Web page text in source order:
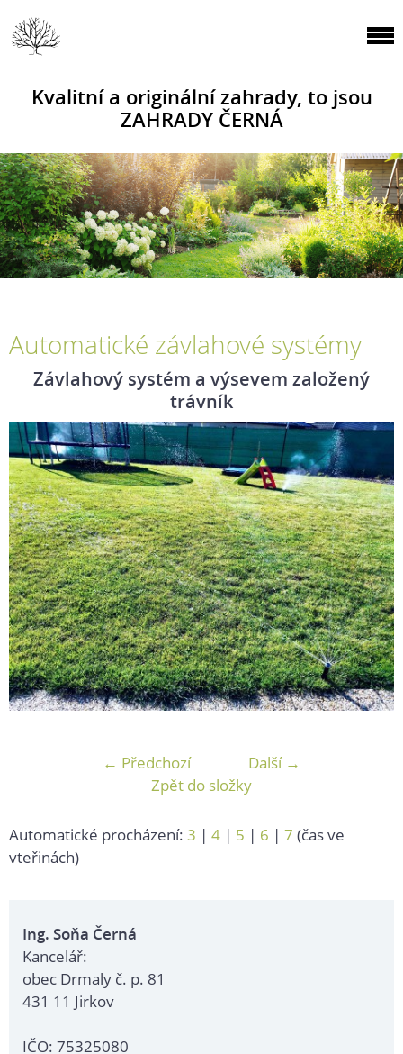
Kvalitní a originální zahrady, to jsou
ZAHRADY ČERNÁ
Automatické závlahové systémy
Závlahový systém a výsevem založený
trávník
← Předchozí
Další →
Zpět do složky
Automatické procházení: 3 | 4 | 5 | 6 | 7 (čas ve
vteřinách)
Ing. Soňa Černá
Kancelář:
obec Drmaly č. p. 81
431 11 Jirkov
IČO: 75325080